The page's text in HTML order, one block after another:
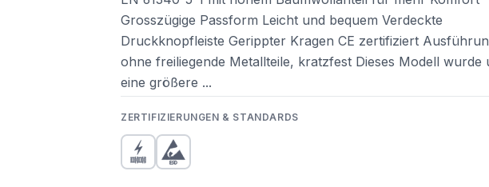
Grosszügige Passform Leicht und bequem Verdeckte
Druckknopfleiste Gerippter Kragen CE zertifiziert
ohne freiliegende Metallteile, kratzfest Dieses Modell wurde
eine größere ...
ZERTIFIZIERUNGEN & STANDARDS